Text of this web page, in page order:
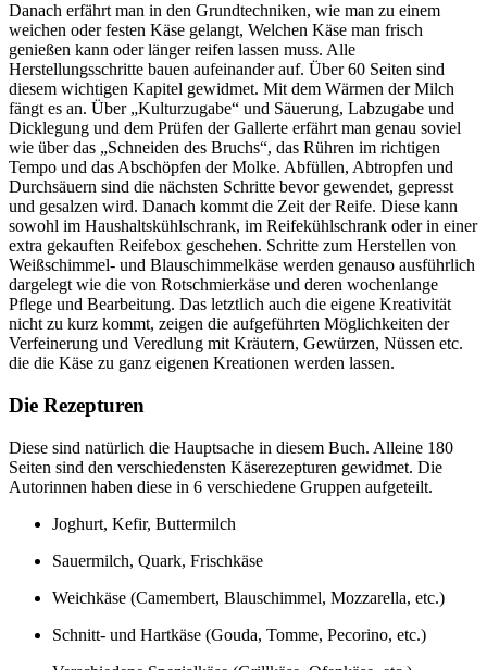
Danach erfährt man in den Grundtechniken, wie man zu einem
weichen oder festen Käse gelangt, Welchen Käse man frisch
genießen kann oder länger reifen lassen muss. Alle
Herstellungsschritte bauen aufeinander auf. Über 60 Seiten sind
diesem wichtigen Kapitel gewidmet. Mit dem Wärmen der Milch
fängt es an. Über „Kulturzugabe“ und Säuerung, Labzugabe und
Dicklegung und dem Prüfen der Gallerte erfährt man genau soviel
wie über das „Schneiden des Bruchs“, das Rühren im richtigen
Tempo und das Abschöpfen der Molke. Abfüllen, Abtropfen und
Durchsäuern sind die nächsten Schritte bevor gewendet, gepresst
und gesalzen wird. Danach kommt die Zeit der Reife. Diese kann
sowohl im Haushaltskühlschrank, im Reifekühlschrank oder in einer
extra gekauften Reifebox geschehen. Schritte zum Herstellen von
Weißschimmel- und Blauschimmelkäse werden genauso ausführlich
dargelegt wie die von Rotschmierkäse und deren wochenlange
Pflege und Bearbeitung. Das letztlich auch die eigene Kreativität
nicht zu kurz kommt, zeigen die aufgeführten Möglichkeiten der
Verfeinerung und Veredlung mit Kräutern, Gewürzen, Nüssen etc.
die die Käse zu ganz eigenen Kreationen werden lassen.
Die Rezepturen
Diese sind natürlich die Hauptsache in diesem Buch. Alleine 180
Seiten sind den verschiedensten Käserezepturen gewidmet. Die
Autorinnen haben diese in 6 verschiedene Gruppen aufgeteilt.
Joghurt, Kefir, Buttermilch
Sauermilch, Quark, Frischkäse
Weichkäse (Camembert, Blauschimmel, Mozzarella, etc.)
Schnitt- und Hartkäse (Gouda, Tomme, Pecorino, etc.)